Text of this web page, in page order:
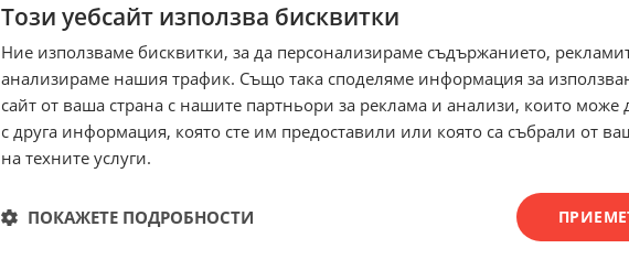
Този уебсайт използва бисквитки
Ние използваме бисквитки, за да персонализираме съдържанието,
анализираме нашия трафик. Също така споделяме информация за
сайт от ваша страна с нашите партньори за реклама и анализи, които може
с друга информация, която сте им предоставили или която са събрали от
на техните услуги.
ПОКАЖЕТЕ ПОДРОБНОСТИ